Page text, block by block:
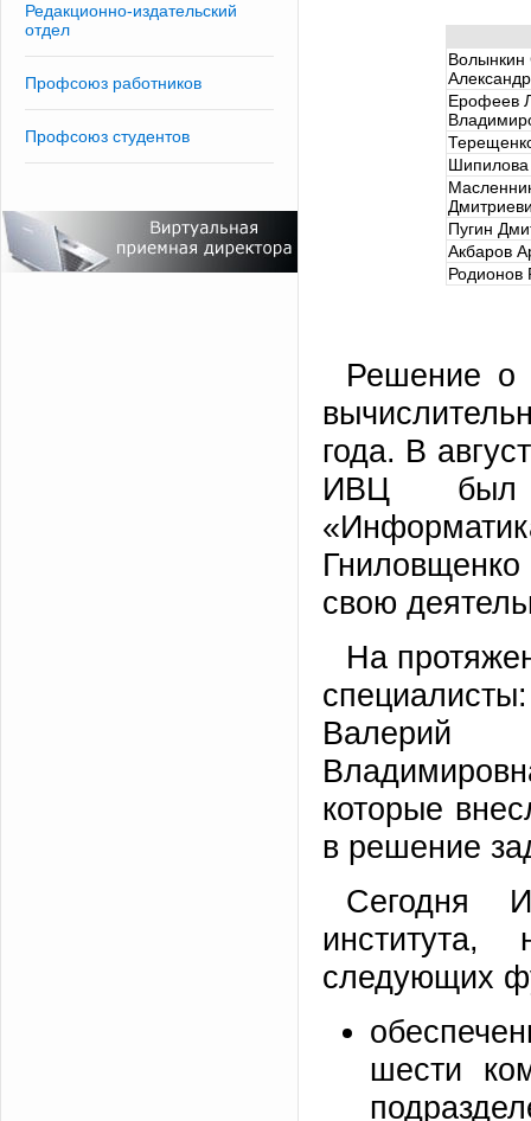
Редакционно-издательский
отдел
Профсоюз работников
Профсоюз студентов
Волынкин
Ерофеев
Шипилова
Пугин
Акбаров
Родионов
Решение о
года. В
ИВЦ был
свою
На
Валерий
которые
в решение
Сегодня
института,
следующих
шести